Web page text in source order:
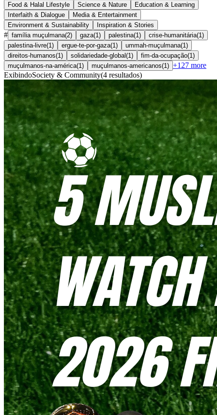
Food & Halal Lifestyle
Science & Nature
Education & Learning
Interfaith & Dialogue
Media & Entertainment
Environment & Sustainability
Inspiration & Stories
# família muçulmana(2) gaza(1 ) palestina(1 ) crise-humanitária(1 )
palestina-livre(1 ) ergue-te-por-gaza(1 ) ummah-muçulmana(1 )
direitos-humanos(1 ) solidariedade-global (1 ) fim-da-ocupação(1 )
muçulmanos-na-américa(1 ) muçulmanos-americanos(1 ) +127 more
ExibindoSociety & Community(4 resultados)